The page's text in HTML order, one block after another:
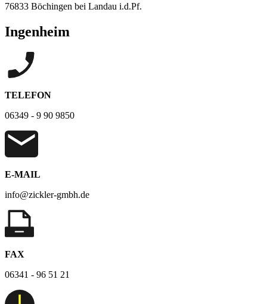
76833 Böchingen bei Landau i.d.Pf.
Ingenheim
TELEFON
06349 - 9 90 9850
E-MAIL
info@zickler-gmbh.de
FAX
06341 - 96 51 21